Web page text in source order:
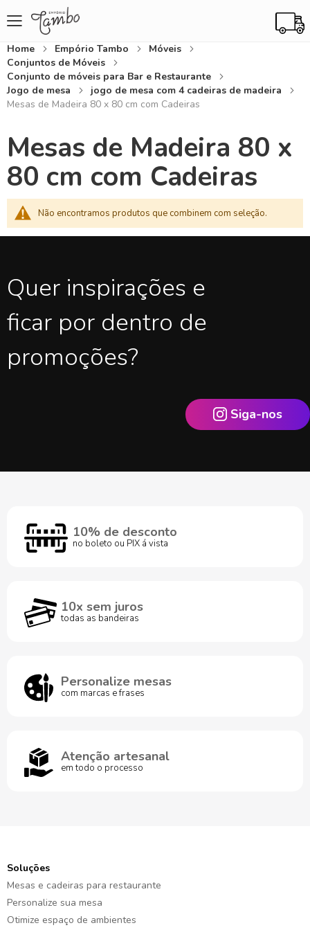
Home Empório Tambo
Móveis
Conjuntos de Móveis
Conjunto de móveis para Bar e Restaurante
Jogo de mesa
jogo de mesa com 4 cadeiras de madeira
Mesas de Madeira 80 x 80 cm com Cadeiras
Mesas de Madeira 80 x
80 cm com Cadeiras
Não encontramos produtos que combinem com seleção.
Quer inspirações e
ficar por dentro de
promoções?
Siga-nos
10% de desconto
no boleto ou PIX á vista
10x sem juros
todas as bandeiras
Personalize mesas
com marcas e frases
Atenção artesanal
em todo o processo
Soluções
Mesas e cadeiras para restaurante
Personalize sua mesa
Otimize espaço de ambientes